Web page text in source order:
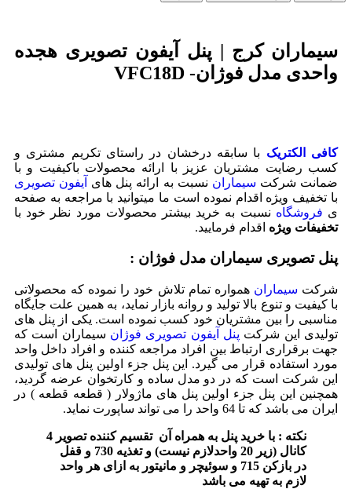
سیماران کرج | پنل آیفون تصویری هجده
واحدی مدل فوژان- VFC18D
کافی الکتریک با سابقه درخشان در راستای تکریم مشتری و
کسب رضایت مشتریان عزیز با ارائه محصولات باکیفیت و با
ضمانت شرکت سیماران نسبت به ارائه پنل های
آیفون تصویری
با تخفیف ویژه اقدام نموده است ما میتوانید با مراجعه به صفحه
ی فروشگاه نسبت به خرید بیشتر محصولات مورد نظر خود با
تخفیفات ویژه اقدام فرمایید.
پنل تصویری سیماران مدل فوژان :
شرکت سیماران همواره تمام تلاش خود را نموده که محصولاتی
با کیفیت و تنوع بالا تولید و روانه بازار نماید، به همین علت جایگاه
مناسبی را بین مشتریان خود کسب نموده است. یکی از پنل های
تولیدی این شرکت پنل آیفون تصویری فوژان سیماران است که
جهت برقراری ارتباط بین افراد مراجعه کننده و افراد داخل واحد
مورد استفاده قرار می گیرد. این پنل جزء اولین پنل های تولیدی
این شرکت است که در دو مدل ساده و کارتخوان عرضه گردید،
همچنین این پنل جزء اولین پنل های ماژولار ( قطعه قطعه ) در
ایران می باشد که تا 64 واحد را می تواند ساپورت نماید.
نکته : با خرید پنل به همراه آن تقسیم کننده تصویر 4
کانال (زیر 20 واحدلازم نیست) و تغذیه 730 و قفل
در بازکن 715
و سوئیچر و مانیتور به ازای هر واحد
لازم به تهیه می باشد